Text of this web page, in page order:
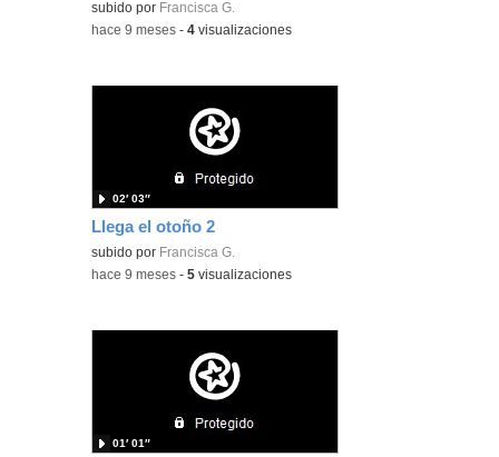
subido por Francisca G.
-hace 9 meses -4 visualizaciones
Llega el otoño 2
subido por Francisca G.
02′ 03″
-hace 9 meses -5 visualizaciones
01′ 01″